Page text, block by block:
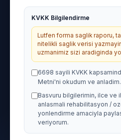
KVKK Bilgilendirme
Lutfen forma saglik raporu,
nitelikli saglik verisi
uzmanimiz sizi aradiginda
6698 sayili KVKK
Metni'ni okudum ve anladim.
Basvuru bilgilerimin, ilce ve
anlasmali rehabilitasyon /
yonlendirme amaciyla
veriyorum.